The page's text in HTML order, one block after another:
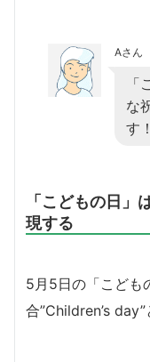
Aさん
な
す！
「こどもの日
現する
5月5日の「こども
合”Children’s day”